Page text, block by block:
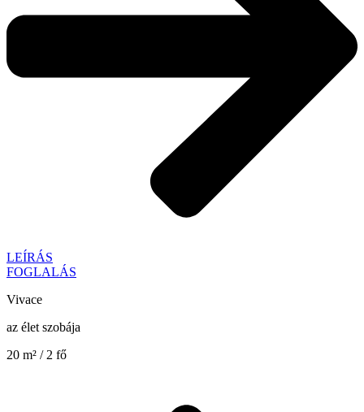
LEÍRÁS
FOGLALÁS
Vivace
az élet szobája
20 m² / 2 fő